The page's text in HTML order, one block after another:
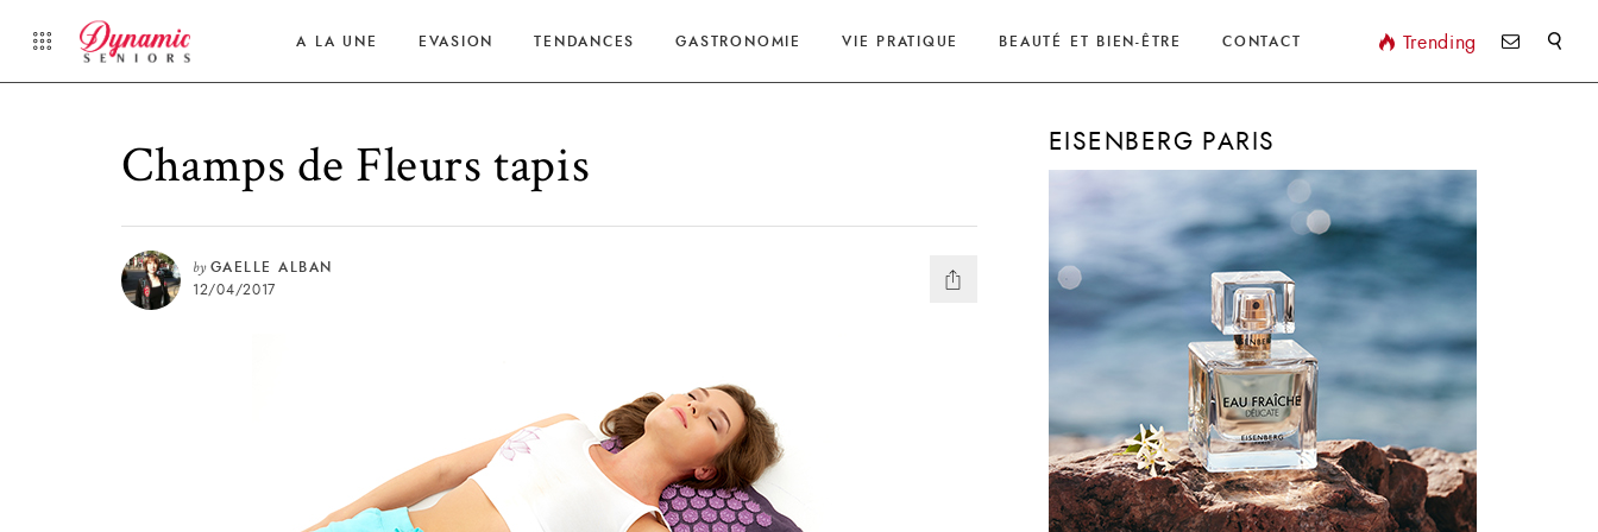
A LA UNE EVASION TENDANCES GASTRONOMIE VIE PRATIQUE BEAUTÉ ET BIEN-ÊTRE CONTACT Trending
Champs de Fleurs tapis
by GAELLE ALBAN
12/04/2017
EISENBERG PARIS